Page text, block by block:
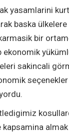
yasamlarini
baska
bir
ekonomik
sakincali
kapsamina